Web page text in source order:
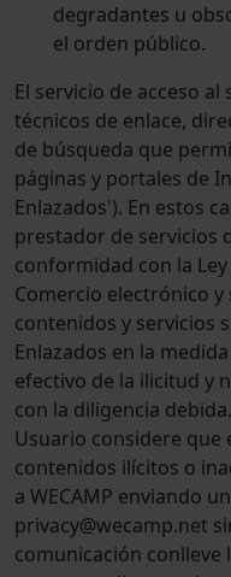
degradantes u
el orden público.
El servicio de acceso
técnicos de enlace,
de búsqueda que
páginas y portales de
Enlazados'). En estos
prestador de servicios
conformidad con la
Comercio electrónico
contenidos y servicios
Enlazados en la
efectivo de la ilicitud y
con la diligencia
Usuario considere que
contenidos ilícitos o
a WECAMP enviando
privacy@wecamp.net
comunicación